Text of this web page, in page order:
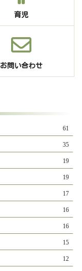
育児
お問い合わせ
61
35
19
19
17
16
16
15
12